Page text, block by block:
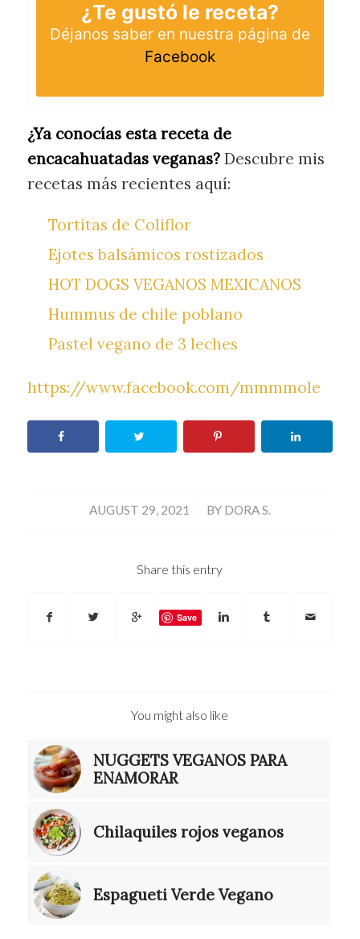
¿Te gustó le receta?
Déjanos saber en nuestra página de
Facebook
¿Ya conocías esta receta de
encacahuatadas veganas?Descubre mis
recetas más recientes aquí:
Tortitas de Coliflor
Ejotes balsámicos rostizados
HOT DOGS VEGANOS MEXICANOS
Hummus de chile poblano
Pastel vegano de 3 leches
https://www.facebook.com/mmmmole
AUGUST 29, 2021
/ BY DORA S.
Share this entry
Save
You might also like
NUGGETS VEGANOS PARA
ENAMORAR
Chilaquiles rojos veganos
Espagueti Verde Vegano